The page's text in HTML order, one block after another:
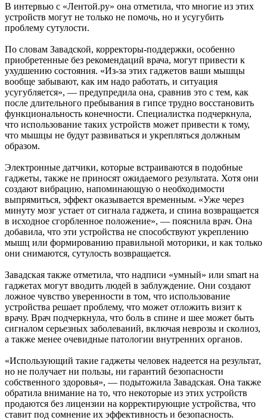
В интервью с «Лентой.ру» она отметила, что многие из этих
устройств могут не только не помочь, но и усугубить
проблему сутулости.
По словам Завадской, корректоры-поддержки, особенно
приобретенные без рекомендаций врача, могут привести к
ухудшению состояния. «Из-за этих гаджетов ваши мышцы
вообще забывают, как им надо работать, и ситуация
усугубляется», — предупредила она, сравнив это с тем, как
после длительного пребывания в гипсе трудно восстановить
функциональность конечности. Специалистка подчеркнула,
что использование таких устройств может привести к тому,
что мышцы не будут развиваться и укрепляться должным
образом.
Электронные датчики, которые встраиваются в подобные
гаджеты, также не приносят ожидаемого результата. Хотя они
создают вибрацию, напоминающую о необходимости
выпрямиться, эффект оказывается временным. «Уже через
минуту мозг устает от сигнала гаджета, и спина возвращается
в исходное сгорбленное положение», — пояснила врач. Она
добавила, что эти устройства не способствуют укреплению
мышц или формированию правильной моторики, и как только
они снимаются, сутулость возвращается.
Завадская также отметила, что надписи «умный» или smart на
гаджетах могут вводить людей в заблуждение. Они создают
ложное чувство уверенности в том, что использование
устройства решает проблему, что может отложить визит к
врачу. Врач подчеркнула, что боль в спине и шее может быть
сигналом серьезных заболеваний, включая неврозы и сколиоз,
а также менее очевидные патологии внутренних органов.
«Использующий такие гаджеты человек надеется на результат,
но не получает ни пользы, ни гарантий безопасности
собственного здоровья», — подытожила Завадская. Она также
обратила внимание на то, что некоторые из этих устройств
продаются без лицензии на корректирующие устройства, что
ставит под сомнение их эффективность и безопасность.